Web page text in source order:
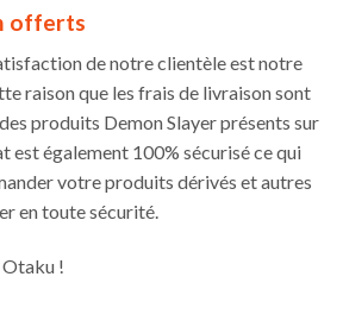
offerts
de notre clientèle est notre
raison que les frais de livraison sont
produits Demon Slayer présents sur
est également 100% sécurisé ce qui
votre produits dérivés et autres
en toute sécurité.
!